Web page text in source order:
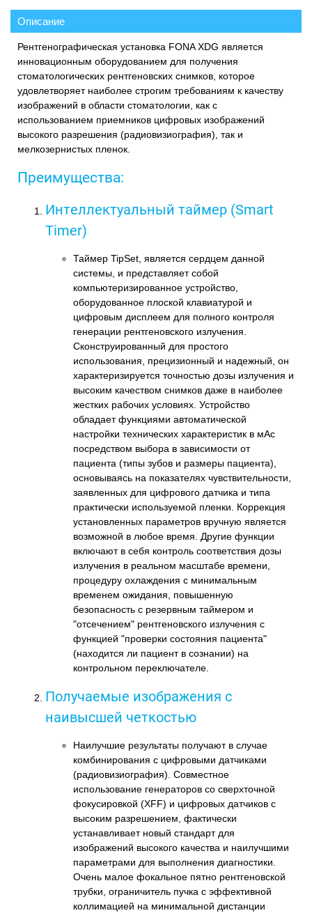
Описание
Рентгенографическая установка FONA XDG является
инновационным оборудованием для получения
стоматологических рентгеновских снимков, которое
удовлетворяет наиболее строгим требованиям к качеству
изображений в области стоматологии, как с
использованием приемников цифровых изображений
высокого разрешения (радиовизиография), так и
мелкозернистых пленок.
Преимущества:
Интеллектуальный таймер (Smart
Timer)
Таймер TipSet, является сердцем данной
системы, и представляет собой
компьютеризированное устройство,
оборудованное плоской клавиатурой и
цифровым дисплеем для полного контроля
генерации рентгеновского излучения.
Сконструированный для простого
использования, прецизионный и надежный, он
характеризируется точностью дозы излучения и
высоким качеством снимков даже в наиболее
жестких рабочих условиях. Устройство
обладает функциями автоматической
настройки технических характеристик в мАс
посредством выбора в зависимости от
пациента (типы зубов и размеры пациента),
основываясь на показателях чувствительности,
заявленных для цифрового датчика и типа
практически используемой пленки. Коррекция
установленных параметров вручную является
возможной в любое время. Другие функции
включают в себя контроль соответствия дозы
излучения в реальном масштабе времени,
процедуру охлаждения с минимальным
временем ожидания, повышенную
безопасность с резервным таймером и
"отсечением" рентгеновского излучения с
функцией "проверки состояния пациента"
(находится ли пациент в сознании) на
контрольном переключателе.
Получаемые изображения с
наивысшей четкостью
Наилучшие результаты получают в случае
комбинирования с цифровыми датчиками
(радиовизиография). Совместное
использование генераторов со сверхточной
фокусировкой (XFF) и цифровых датчиков с
высоким разрешением, фактически
устанавливает новый стандарт для
изображений высокого качества и наилучшими
параметрами для выполнения диагностики.
Очень малое фокальное пятно рентгеновской
трубки, ограничитель пучка с эффективной
коллимацией на минимальной дистанции